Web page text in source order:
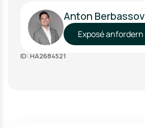
Anton Berbassov
Exposé anfordern
ID: HA2684521